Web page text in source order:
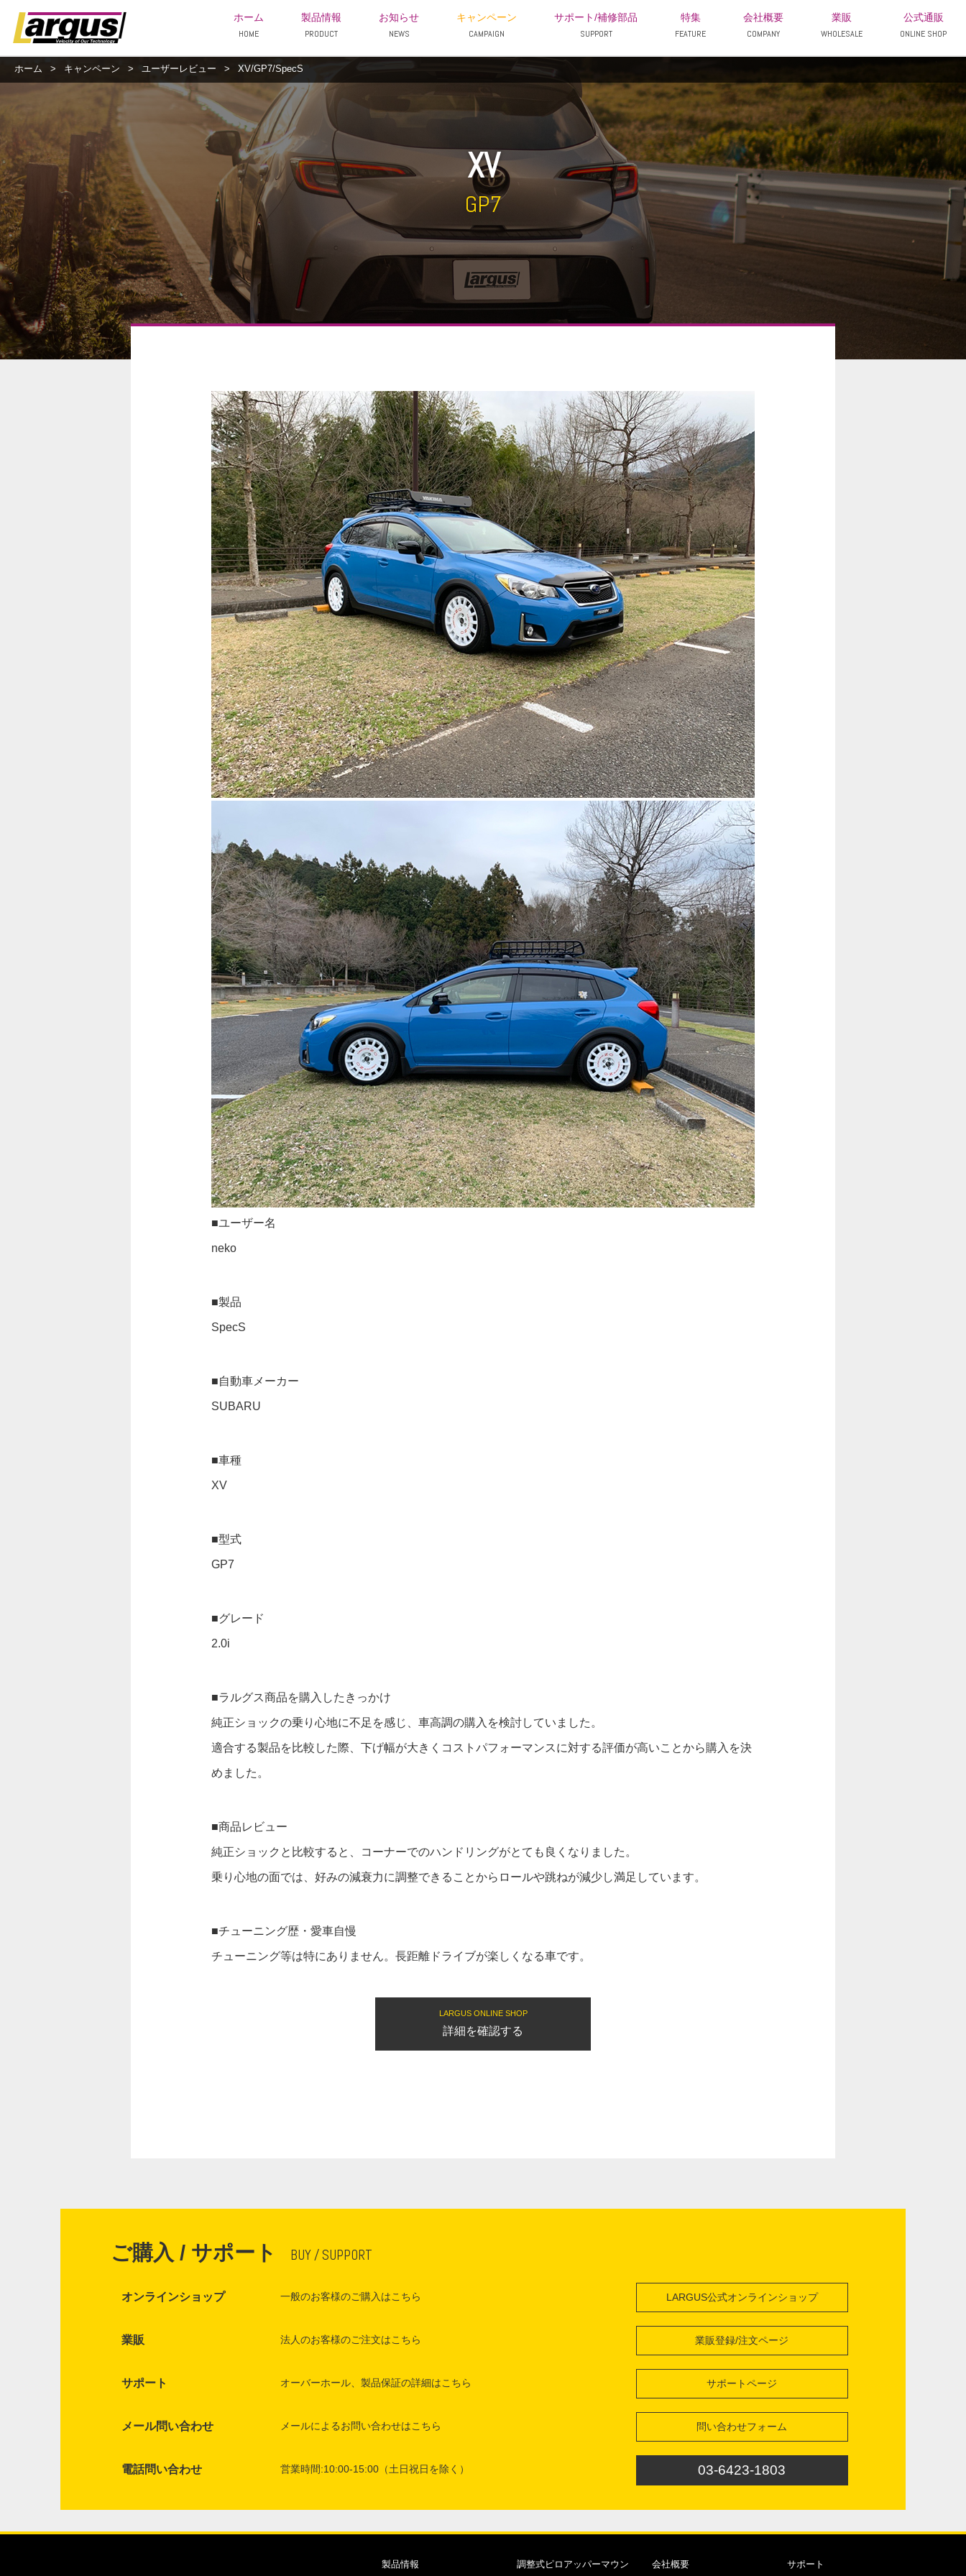
ホーム
HOME
製品情報
PRODUCT
お知らせ
NEWS
キャンペーン
CAMPAIGN
サポート/補修部品
SUPPORT
特集
FEATURE
会社概要
COMPANY
業販
WHOLESALE
公式通販
ONLINE SHOP
ホーム > キャンペーン > ユーザーレビュー > XV/GP7/SpecS
XV
GP7
■ユーザー名
neko
■製品
SpecS
■自動車メーカー
SUBARU
■車種
XV
■型式
GP7
■グレード
2.0i
■ラルグス商品を購入したきっかけ
純正ショックの乗り心地に不足を感じ、車高調の購入を検討していました。
適合する製品を比較した際、下げ幅が大きくコストパフォーマンスに対する評価が高いことから購入を決
めました。
■商品レビュー
純正ショックと比較すると、コーナーでのハンドリングがとても良くなりました。
乗り心地の面では、好みの減衰力に調整できることからロールや跳ねが減少し満足しています。
■チューニング歴・愛車自慢
チューニング等は特にありません。長距離ドライブが楽しくなる車です。
LARGUS ONLINE SHOP
詳細を確認する
ご購入 / サポート BUY / SUPPORT
オンラインショップ 一般のお客様のご購入はこちら LARGUS公式オンラインショップ
業販 法人のお客様のご注文はこちら 業販登録/注文ページ
サポート オーバーホール、製品保証の詳細はこちら サポートページ
メール問い合わせ メールによるお問い合わせはこちら 問い合わせフォーム
電話問い合わせ 営業時間:10:00-15:00（土日祝日を除く） 03-6423-1803
製品情報
調整式ピロアッパーマウン
会社概要 サポート